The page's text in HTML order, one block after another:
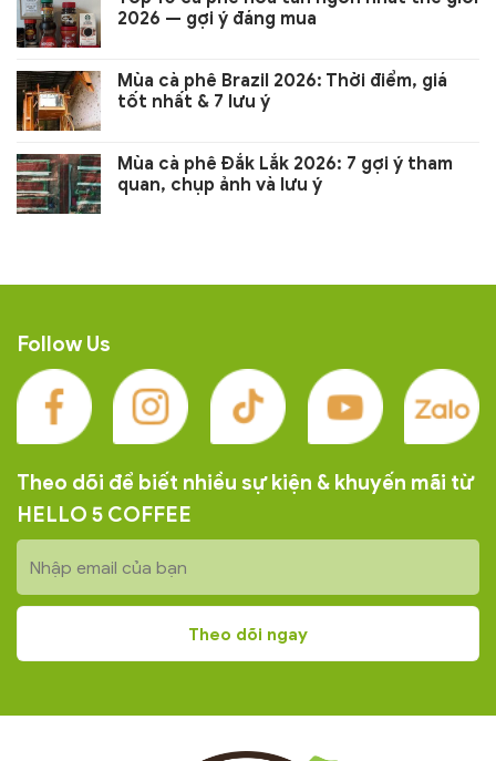
2026 — gợi ý đáng mua
Mùa cà phê Brazil 2026: Thời điểm, giá
tốt nhất & 7 lưu ý
Mùa cà phê Đắk Lắk 2026: 7 gợi ý tham
quan, chụp ảnh và lưu ý
Follow Us
Theo dõi để biết nhiều sự kiện & khuyến mãi từ
HELLO 5 COFFEE